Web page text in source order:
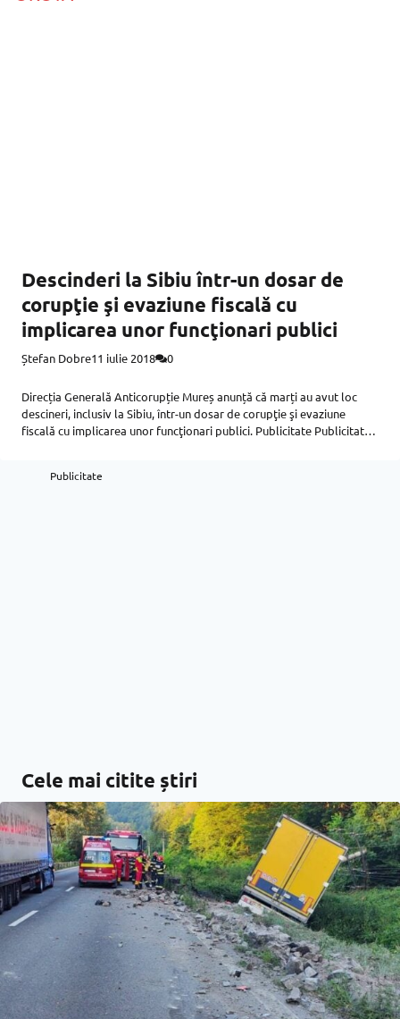
Descinderi la Sibiu într-un dosar de
corupţie şi evaziune fiscală cu
implicarea unor funcţionari publici
Ștefan Dobre11 iulie 2018 0
Direcția Generală Anticorupție Mureș anunță că marți au avut loc
descineri, inclusiv la Sibiu, într-un dosar de corupţie şi evaziune
fiscală cu implicarea unor funcţionari publici. Publicitate Publicitate
Publicitate
Cele mai citite știri